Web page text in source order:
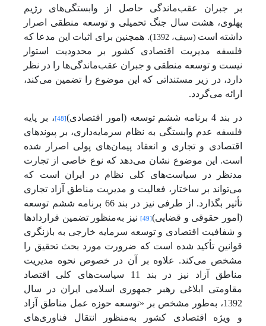
بر جبران عقب‌ماندگی حاصل از وابستگی‌های رژیم
پهلوی، هشت سال جنگ تحمیلی و توسعه منطقی اصرار
داشته است (سیف، 1392)
. همچنین برای اثبات این مدعا که
فلسفه مدیریت اقتصادی کشور بر محدودیت استوار
نیست و توسعه منطقی و جبران عقب‌ماندگی‌ها را در نظر
دارد، در زیر مستنداتی که این موضوع را تضمین می‌کند،
ارائه می‌گردد.
در بند 4 برنامه ششم توسعه (امور اقتصادی) [48] ، بر پایه
فلسفه عدم وابستگی به نظام سرمایه‌داری، بر پیوندهای
اقتصادی و تجاری و انعقاد پیمان‌های پولی اصرار شده
است. این موضوع نشان می‌دهد که نوع خاصی از تجارت
مدنظر در سیاست‌های کلی نظام در ایران است که
می‌تواند بر ساختار، فعالیت و مدیریت مناطق آزاد تجاری
تأثیر بگذارد. از طرفی نیز در بند 66 برنامه ششم توسعه
(امور حقوقی و قضایی)[49] نیز به‌منظور تضمین قراردادها
و شفافیت اقتصادی و توسعه سرمایه خارجی به بازنگری
قوانین تأکید شده است که ضرورت مورد بحث تحقیق را
مشخص می‌کند. علاوه بر آن در خصوص نحوه مدیریت
مناطق آزاد نیز در بند 11
سیاست‌های کلی اقتصاد
مقاومتی ابلاغی رهبر جمهوری اسلامی ایران در سال
1392، به‌طور مشخص بر «توسعه حوزه عمل مناطق آزاد
و ویژه اقتصادی کشور به‌منظور انتقال فناوری‌های